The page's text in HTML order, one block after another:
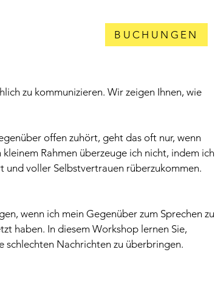
zu kommunizieren. Wir zeigen Ihnen, wie
offen zuhört, geht das oft nur, wenn
Rahmen überzeuge ich nicht, indem ich
und voller Selbstvertrauen rüberzukommen.
wenn ich mein Gegenüber zum Sprechen zu
haben. In diesem Workshop lernen Sie,
schlechten Nachrichten zu überbringen.
BUCHUNGEN